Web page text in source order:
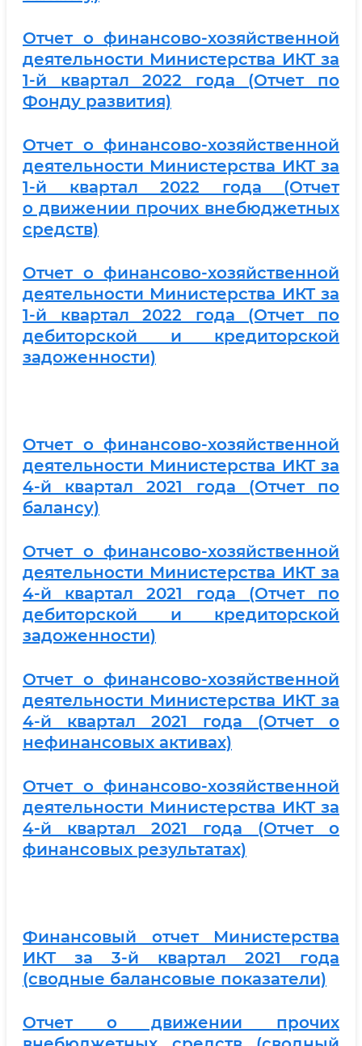
Отчет о финансово-хозяйственной
деятельности Министерства ИКТ за
1-й квартал 2022 года (Отчет по
Фонду развития)
Отчет о финансово-хозяйственной
деятельности Министерства ИКТ за
1-й квартал 2022 года (Отчет
о движении прочих внебюджетных
средств)
Отчет о финансово-хозяйственной
деятельности Министерства ИКТ за
1-й квартал 2022 года (Отчет по
дебиторской и кредиторской
задоженности)
Отчет о финансово-хозяйственной
деятельности Министерства ИКТ за
4-й квартал 2021 года (Отчет по
балансу)
Отчет о финансово-хозяйственной
деятельности Министерства ИКТ за
4-й квартал 2021 года (Отчет по
дебиторской и кредиторской
задоженности)
Отчет о финансово-хозяйственной
деятельности Министерства ИКТ за
4-й квартал 2021 года (Отчет о
нефинансовых активах)
Отчет о финансово-хозяйственной
деятельности Министерства ИКТ за
4-й квартал 2021 года (Отчет о
финансовых результатах)
Финансовый отчет Министерства
ИКТ за 3-й квартал 2021 года
(сводные балансовые показатели)
Отчет о движении прочих